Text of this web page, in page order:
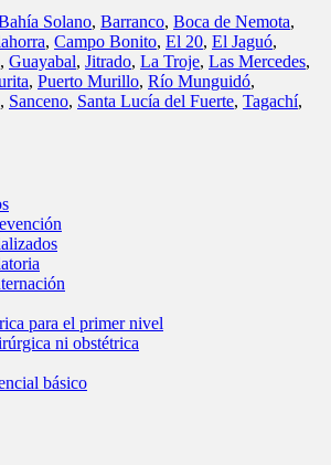
Solano, Barranco, Boca de Nemota,
, Campo Bonito, El 20, El Jaguó,
, Guayabal, Jitrado, La Troje, Las Mercedes,
, Puerto Murillo, Río Munguidó,
, Sanceno, Santa Lucía del Fuerte, Tagachí,
para el primer nivel
ni obstétrica
básico